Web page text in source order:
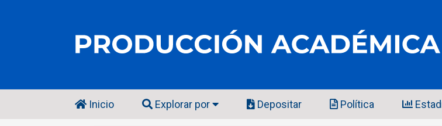
Inicio Explorar por Depositar Política